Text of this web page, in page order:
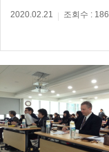
2020.02.21 조회수 : 186